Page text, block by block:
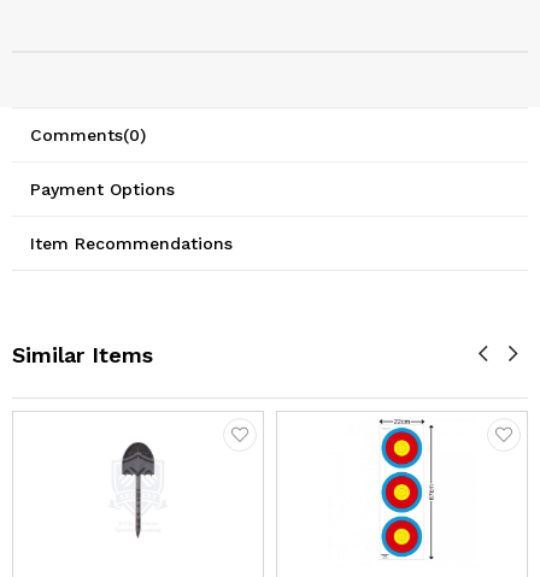
Comments(0)
Payment Options
Item Recommendations
Similar Items